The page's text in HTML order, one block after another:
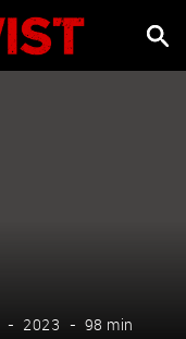
2023 98 min